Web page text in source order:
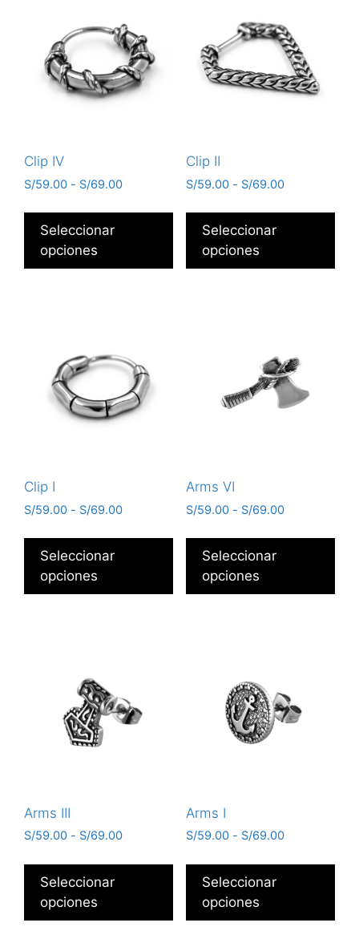
Clip IV
S/59.00 - S/69.00
Seleccionar
opciones
Clip II
S/59.00 - S/69.00
Seleccionar
opciones
Clip I
S/59.00 - S/69.00
Seleccionar
opciones
Arms VI
S/59.00 - S/69.00
Seleccionar
opciones
Arms III
S/59.00 - S/69.00
Seleccionar
opciones
Arms I
S/59.00 - S/69.00
Seleccionar
opciones